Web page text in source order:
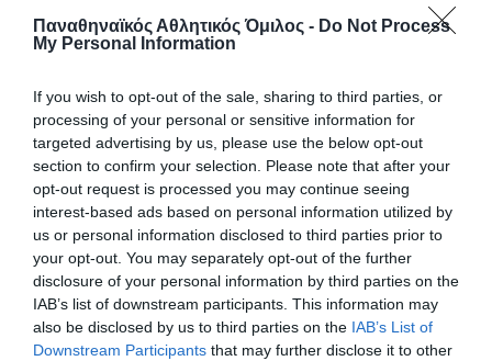
Παναθηναϊκός Αθλητικός Όμιλος - Do Not Process
My Personal Information
If you wish to opt-out of the sale, sharing to third parties, or
processing of your personal or sensitive information for
targeted advertising by us, please use the below opt-out
section to confirm your selection. Please note that after your
opt-out request is processed you may continue seeing
interest-based ads based on personal information utilized by
us or personal information disclosed to third parties prior to
your opt-out. You may separately opt-out of the further
disclosure of your personal information by third parties on the
IAB’s list of downstream participants. This information may
also be disclosed by us to third parties on the IAB’s List of
Downstream Participants that may further disclose it to other